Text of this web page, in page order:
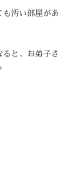
汚い部屋があ
と、お弟子さ